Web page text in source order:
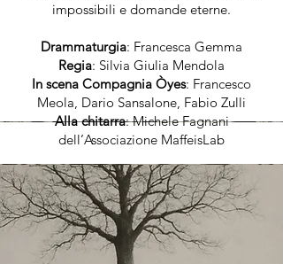
impossibili e domande eterne.
Drammaturgia: Francesca Gemma
Regia: Silvia Giulia Mendola
In scena Compagnia Òyes: Francesco
Meola, Dario Sansalone, Fabio Zulli
Alla chitarra: Michele Fagnani
dell’Associazione MaffeisLab